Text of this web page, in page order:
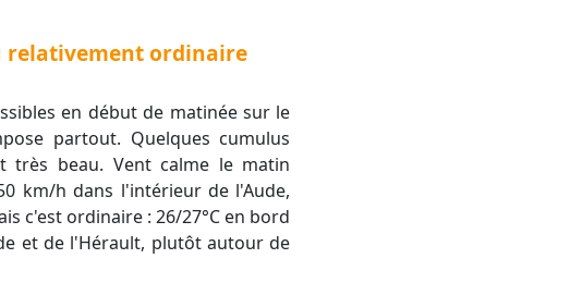
relativement ordinaire
en début de matinée sur le
partout. Quelques cumulus
très beau. Vent calme le matin
km/h dans l'intérieur de l'Aude,
c'est ordinaire : 26/27°C en bord
et de l'Hérault, plutôt autour de